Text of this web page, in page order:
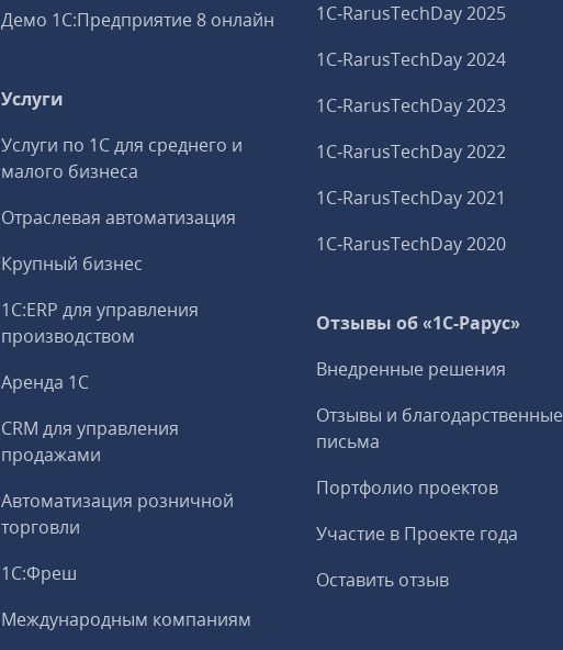
Демо 1С:Предприятие 8 онлайн
Услуги
Услуги по 1С для среднего и
малого бизнеса
Отраслевая автоматизация
Крупный бизнес
1С:ERP для управления
производством
Аренда 1С
CRM для управления
продажами
Автоматизация розничной
торговли
1С:Фреш
Международным компаниям
1C‑RarusTechDay 2025
1C‑RarusTechDay 2024
1C‑RarusTechDay 2023
1C‑RarusTechDay 2022
1C‑RarusTechDay 2021
1C‑RarusTechDay 2020
Отзывы об «1С-Рарус»
Внедренные решения
Отзывы и благодарственные
письма
Портфолио проектов
Участие в Проекте года
Оставить отзыв